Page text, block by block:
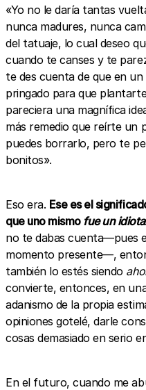
«Yo no le daría tantas
nunca madures, nunca
del tatuaje, lo cual deseo
cuando te canses y te
te des cuenta de que en
pringado para que
pareciera una magnífica
más remedio que reírte un
puedes borrarlo, pero te
bonitos».
Eso era. Ese es el
que uno mismo fue un idiota
no te dabas cuenta—pues
momento presente—,
también lo estés siendo
convierte, entonces, en
adanismo de la propia
opiniones gotelé, darle
cosas demasiado en serio
En el futuro, cuando me